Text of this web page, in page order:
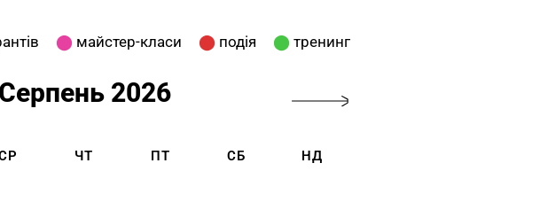
⬤ майстер-класи ⬤ подія ⬤ тренинг
Серпень 2026
ЧТ ПТ СБ НД